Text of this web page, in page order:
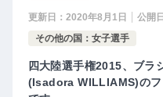
更新日： 2020年8月1日 公開
その他の国：女子選手
四大陸選手権2015、ブラ
(Isadora WILLIAMS)のフ